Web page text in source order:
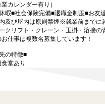
業カレンダー有り）
暇■社会保険完備■退職金制度■お友
及び屋内は原則禁煙※就業前までに
クリフト・クレーン・玉掛・溶接の
お仕事は複数名募集しています！
の特徴■
食堂あり